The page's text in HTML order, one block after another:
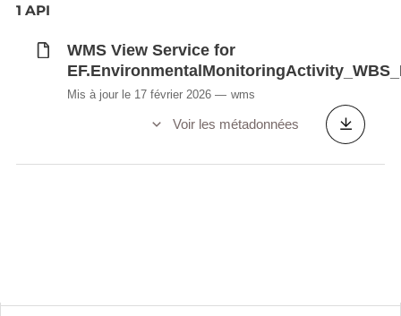
1 API
WMS View Service for
Mis à jour le 17 février 2026 wms
Voir les métadonnées